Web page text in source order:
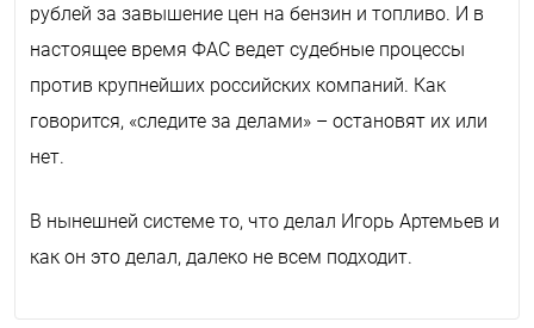
рублей за завышение цен на бензин и топливо. И в
настоящее время ФАС ведет судебные процессы
против крупнейших российских компаний. Как
говорится, «следите за делами» – остановят их или
нет.
В нынешней системе то, что делал Игорь Артемьев и
как он это делал, далеко не всем подходит.